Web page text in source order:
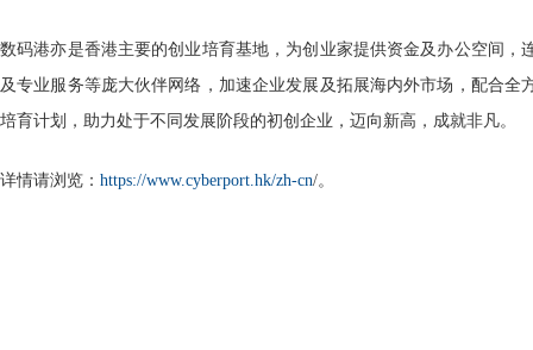
数码港亦是香港主要的创业培育基地，为创业家提供资金及办公空间，
及专业服务等庞大伙伴网络，加速企业发展及拓展海内外市场，配合全
培育计划，助力处于不同发展阶段的初创企业，迈向新高，成就非凡。
详情请浏览： https://www.cyberport.hk/zh-cn/。